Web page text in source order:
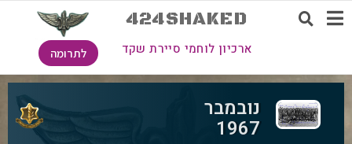
424SHAKED
ארכיון לוחמי סיירת שקד לתרומה
נובמבר
1967